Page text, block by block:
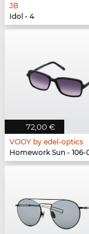
JB
Idol - 4
72,00 €
VOOY by edel-optics
Homework Sun - 106-